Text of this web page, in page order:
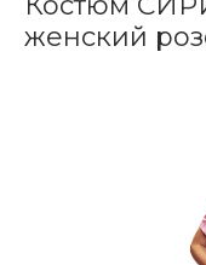
женский